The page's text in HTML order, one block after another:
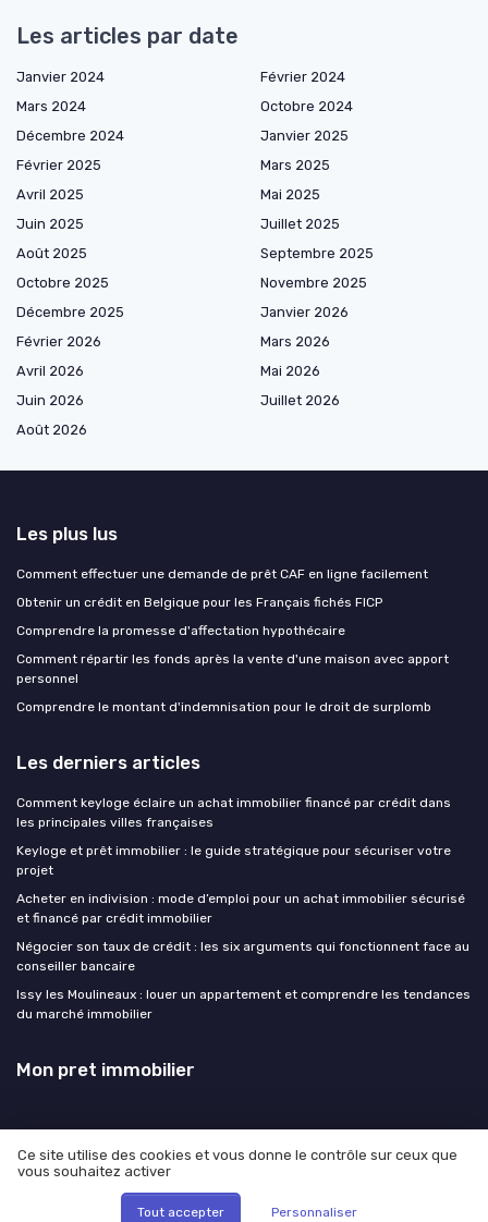
Les articles par date
Janvier 2024
Février 2024
Mars 2024
Octobre 2024
Décembre 2024
Janvier 2025
Février 2025
Mars 2025
Avril 2025
Mai 2025
Juin 2025
Juillet 2025
Août 2025
Septembre 2025
Octobre 2025
Novembre 2025
Décembre 2025
Janvier 2026
Février 2026
Mars 2026
Avril 2026
Mai 2026
Juin 2026
Juillet 2026
Août 2026
Les plus lus
Comment effectuer une demande de prêt CAF en ligne facilement
Obtenir un crédit en Belgique pour les Français fichés FICP
Comprendre la promesse d'affectation hypothécaire
Comment répartir les fonds après la vente d'une maison avec apport
personnel
Comprendre le montant d'indemnisation pour le droit de surplomb
Les derniers articles
Comment keyloge éclaire un achat immobilier financé par crédit dans
les principales villes françaises
Keyloge et prêt immobilier : le guide stratégique pour sécuriser votre
projet
Acheter en indivision : mode d’emploi pour un achat immobilier sécurisé
et financé par crédit immobilier
Négocier son taux de crédit : les six arguments qui fonctionnent face au
conseiller bancaire
Issy les Moulineaux : louer un appartement et comprendre les tendances
du marché immobilier
Mon pret immobilier
Mentions légales
© Mon pret immobilier 2026
Ce site utilise des cookies et vous donne le contrôle sur ceux que
vous souhaitez activer
Tout accepter Personnaliser